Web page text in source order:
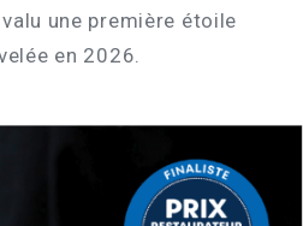
une première étoile
en 2026.